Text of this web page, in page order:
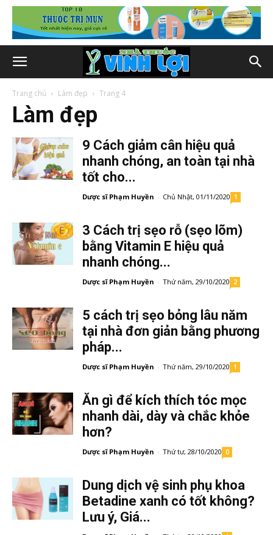
Trang chủ Làm đẹp Trang 4
Làm đẹp
9 Cách giảm cân hiệu quả
nhanh chóng, an toàn tại nhà
tốt cho...
Dược sĩ Phạm Huyền - Chủ Nhật, 01/11/2020 1
3 Cách trị sẹo rỗ (sẹo lõm)
bằng Vitamin E hiệu quả
nhanh chóng...
Dược sĩ Phạm Huyền - Thứ năm, 29/10/2020 2
5 cách trị sẹo bỏng lâu năm
tại nhà đơn giản bằng phương
pháp...
Dược sĩ Phạm Huyền - Thứ năm, 29/10/2020 1
Ăn gì để kích thích tóc mọc
nhanh dài, dày và chắc khỏe
hơn?
Dược sĩ Phạm Huyền - Thứ tư, 28/10/2020 0
Dung dịch vệ sinh phụ khoa
Betadine xanh có tốt không?
Lưu ý, Giá...